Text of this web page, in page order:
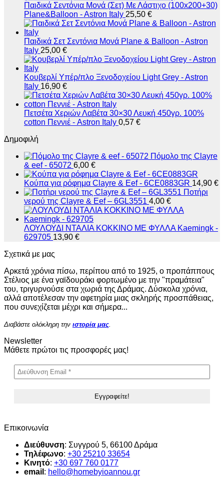
Παιδικά Σεντόνια Μονά (Σετ) Με Λάστιχο (100x200+30)
Plane&Balloon - Astron Italy 25,50 €
Παιδικά Σετ Σεντόνια Μονά Plane & Balloon - Astron
Italy 25,00 €
Κουβερλί Υπέρ/πλο Ξενοδοχείου Light Grey - Astron
Italy 16,90 €
Πετσέτα Χεριών Λαβέτα 30×30 Λευκή 450γρ. 100%
cotton Πεννιέ - Astron Italy 0,57 €
Δημοφιλή
Πόμολο της Clayre
& eef - 65072 6,00 €
Κούπα για ρόφημα Clayre & Eef - 6CE0883GR 14,90 €
Ποτήρι
νερού της Clayre & Eef – 6GL3551 4,00 €
ΛΟΥΛΟΥΔΙ ΝΤΑΛΙΑ ΚΟΚΚΙΝΟ ΜΕ ΦΥΛΛΑ Kaemingk -
629705 13,90 €
Σχετικά με μας
Αρκετά χρόνια πίσω, περίπου από το 1925, ο προπάππους
Στέλιος με ένα γαϊδουράκι φορτωμένο με την "πραμάτεια"
του, τριγυρνούσε στα χωριά της Δράμας. Δύσκολα χρόνια,
αλλά αποτέλεσαν την αφετηρία μιας σκληρής προσπάθειας,
που συνεχίζεται μέχρι και σήμερα...
Διαβάστε ολόκληρη την ιστορία μας
Newsletter
Μάθετε πρώτοι τις προσφορές μας!
Επικοινωνία
Διεύθυνση: Συγγρού 5, 66100 Δράμα
Τηλέφωνο: +30 25210 33654
Κινητό: +30 697 760 0177
email : hello@homebyioannou.gr